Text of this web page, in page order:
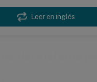
Leer en inglés